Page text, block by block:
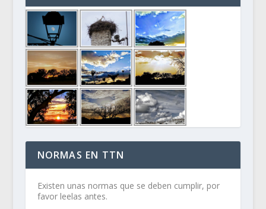
NORMAS EN TTN
Existen unas normas que se deben cumplir, por
favor leelas antes.